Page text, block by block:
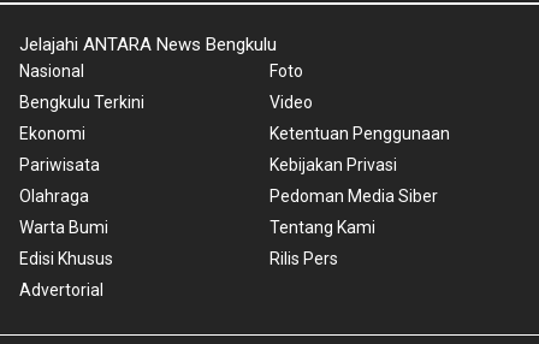
Jelajahi ANTARA News Bengkulu
Nasional
Bengkulu Terkini
Ekonomi
Pariwisata
Olahraga
Warta Bumi
Edisi Khusus
Advertorial
Foto
Video
Ketentuan Penggunaan
Kebijakan Privasi
Pedoman Media Siber
Tentang Kami
Rilis Pers